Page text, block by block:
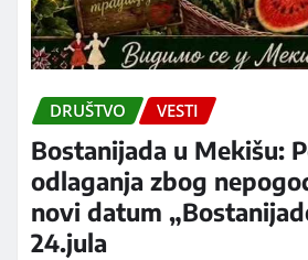
DRUŠTVO VESTI
Bostanijada u Mekišu:
odlaganja zbog
novi datum
24.jula